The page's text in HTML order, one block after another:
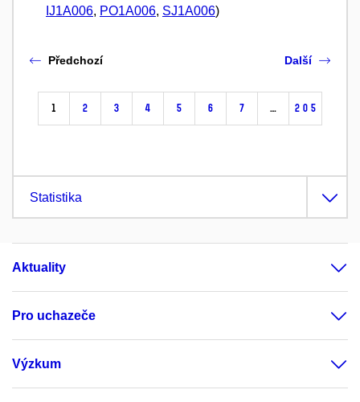
IJ1A006, PO1A006, SJ1A006)
Předchozí
1 2 3 4 5 6 7 … 205
Další
Statistika
Aktuality
Pro uchazeče
Výzkum